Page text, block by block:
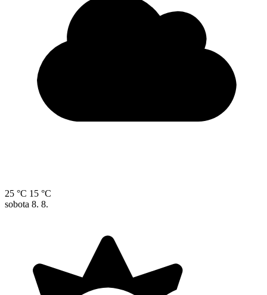
25 °C 15 °C
sobota 8. 8.